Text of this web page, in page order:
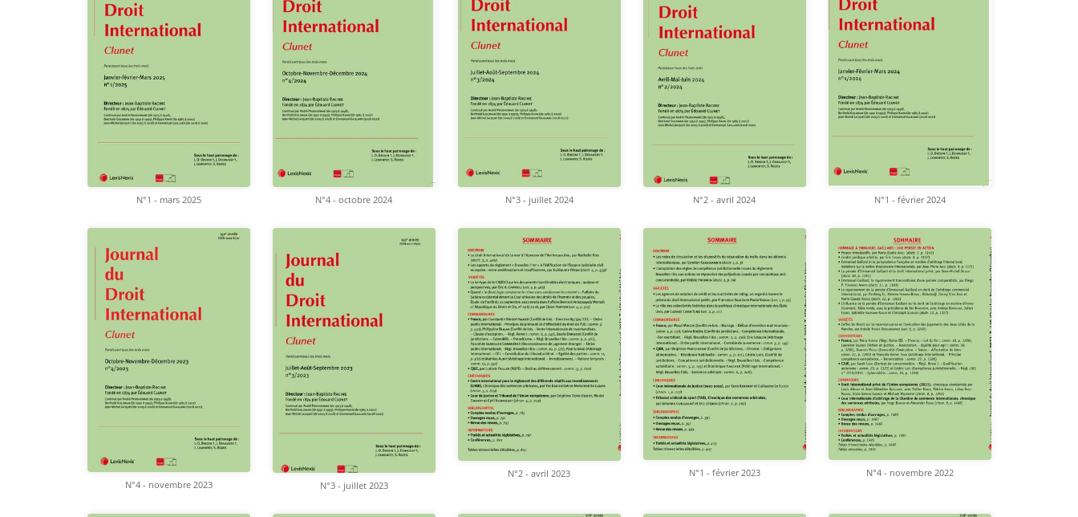
N°1 - mars 2025 N°4 - octobre 2024 N°3 - juillet 2024 N°2 - avril 2024 N°1 - février 2024
N°4 - novembre 2023 N°3 - juillet 2023
N°2 - avril 2023 N°1 - février 2023 N°4 - novembre 2022